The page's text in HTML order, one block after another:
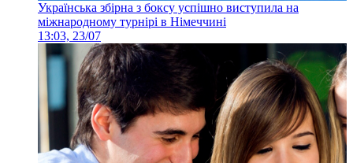
Українська збірна з боксу успішно виступила на
міжнародному турнірі в Німеччині
13:03, 23/07